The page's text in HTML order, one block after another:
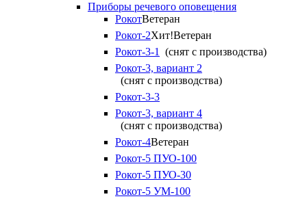
Приборы речевого оповещения
РокотВетеран
Рокот-2Хит!Ветеран
Рокот-3-1
(снят с производства)
Рокот-3, вариант 2
(снят с производства)
Рокот-3-3
Рокот-3, вариант 4
(снят с производства)
Рокот-4Ветеран
Рокот-5 ПУО-100
Рокот-5 ПУО-30
Рокот-5 УМ-100